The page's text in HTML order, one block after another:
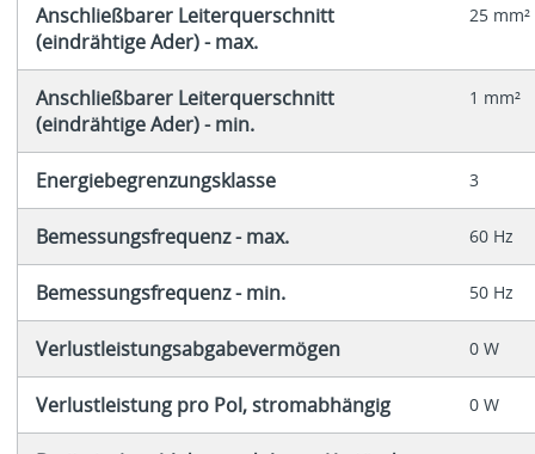
Anschließbarer Leiterquerschnitt
(eindrähtige Ader) - max.
25 mm²
Anschließbarer Leiterquerschnitt
(eindrähtige Ader) - min.
1 mm²
Energiebegrenzungsklasse 3
Bemessungsfrequenz - max. 60 Hz
Bemessungsfrequenz - min. 50 Hz
Verlustleistungsabgabevermögen 0 W
Verlustleistung pro Pol, stromabhängig 0 W